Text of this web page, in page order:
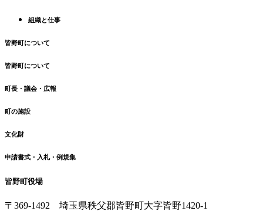
組織と仕事
皆野町について
皆野町について
町長・議会・広報
町の施設
文化財
申請書式・入札・例規集
皆野町役場
〒369-1492 埼玉県秩父郡皆野町大字皆野1420-1